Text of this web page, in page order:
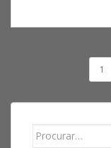
1
Search for: